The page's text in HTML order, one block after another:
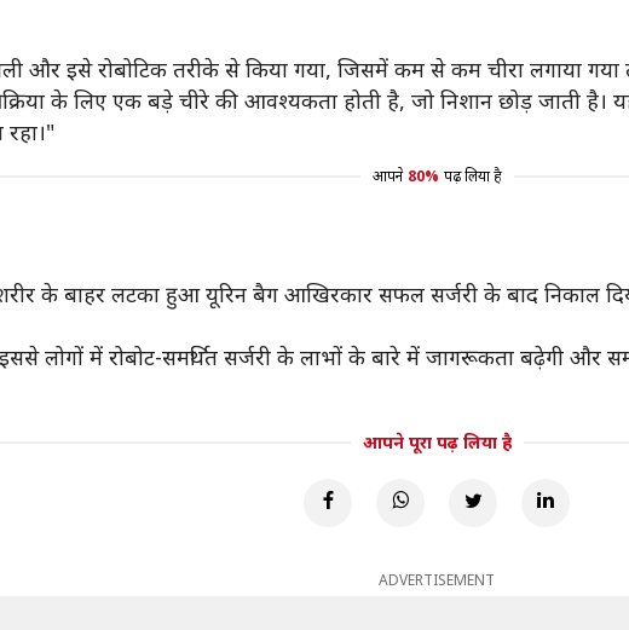
और इसे रोबोटिक तरीके से किया गया, जिसमें कम से कम चीरा लगाया
के लिए एक बड़े चीरे की आवश्यकता होती है, जो निशान छोड़ जाती है।
आपने 80% पढ़ लिया है
के बाहर लटका हुआ यूरिन बैग आखिरकार सफल सर्जरी के बाद निकाल
में रोबोट-समर्थित सर्जरी के लाभों के बारे में जागरूकता बढ़ेगी और
आपने पूरा पढ़ लिया है
ADVERTISEMENT